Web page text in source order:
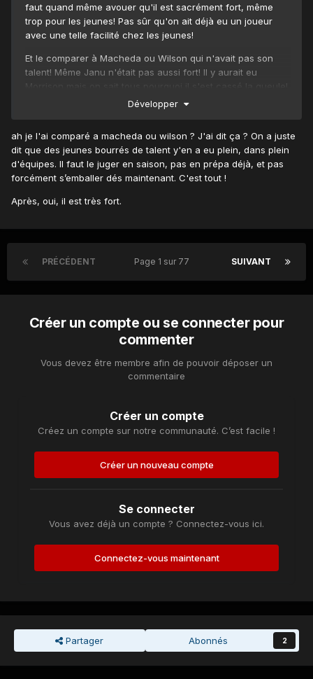
faut quand même avouer qu'il est sacrément fort, même
trop pour les jeunes! Pas sûr qu'on ait déjà eu un joueur
avec une telle facilité chez les jeunes!
Et le comparer à Macheda ou Wilson qui n'avait pas son
talent! Même Janu n'était pas aussi fort! Il y aurait eu
Morrison mais on sait tous pourquoi il s'est cassé la gueule!
Développer
ah je l'ai comparé a macheda ou wilson ? J'ai dit ça ? On a juste
dit que des jeunes bourrés de talent y'en a eu plein, dans plein
d'équipes. Il faut le juger en saison, pas en prépa déjà, et pas
forcément s’emballer dés maintenant. C'est tout !
Après, oui, il est très fort.
PRÉCÉDENT SUIVANT
Page 1 sur 77
Créer un compte ou se connecter pour
commenter
Vous devez être membre afin de pouvoir déposer un
commentaire
Créer un compte
Créez un compte sur notre communauté. C’est facile !
Créer un nouveau compte
Se connecter
Vous avez déjà un compte ? Connectez-vous ici.
Connectez-vous maintenant
Partager Abonnés 2